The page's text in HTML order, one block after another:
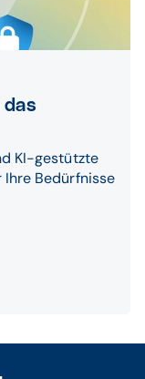
das
KI-gestützte
Ihre Bedürfnisse